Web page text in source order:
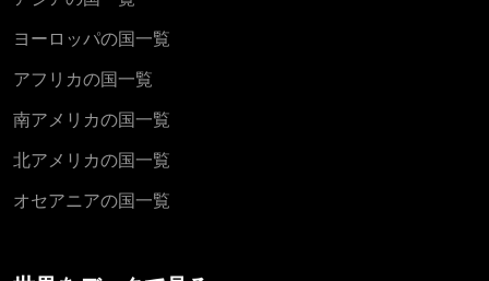
ヨーロッパの国一覧
アフリカの国一覧
南アメリカの国一覧
北アメリカの国一覧
オセアニアの国一覧